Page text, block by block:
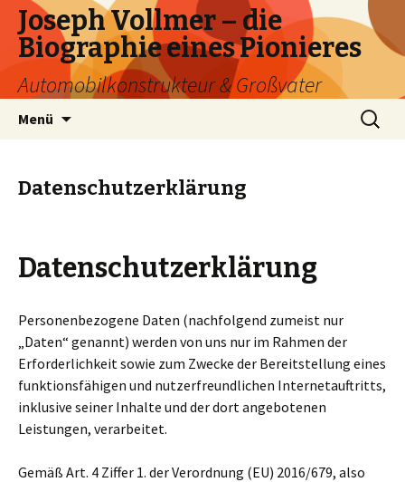
Joseph Vollmer – die
Biographie eines Pionieres
Automobilkonstrukteur & Großvater
Menü
Suchen
nach:
Datenschutzerklärung
Datenschutzerklärung
Personenbezogene Daten (nachfolgend zumeist nur
„Daten“ genannt) werden von uns nur im Rahmen der
Erforderlichkeit sowie zum Zwecke der Bereitstellung eines
funktionsfähigen und nutzerfreundlichen Internetauftritts,
inklusive seiner Inhalte und der dort angebotenen
Leistungen, verarbeitet.
Gemäß Art. 4 Ziffer 1. der Verordnung (EU) 2016/679, also